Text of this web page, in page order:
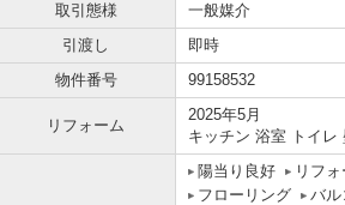
取引態様
一般媒介
引渡し
即時
物件番号
99158532
リフォーム
2025年5月
キッチン 浴室 トイレ
陽当り良好 リフ
フローリング
バル